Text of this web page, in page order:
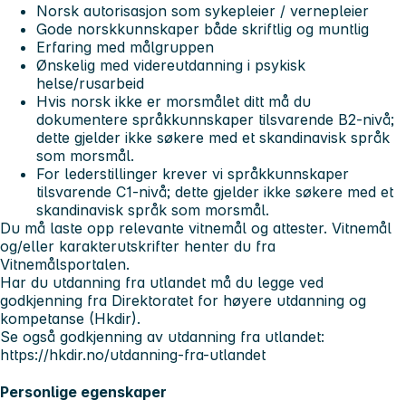
Norsk autorisasjon som sykepleier / vernepleier
Gode norskkunnskaper både skriftlig og muntlig
Erfaring med målgruppen
Ønskelig med videreutdanning i psykisk
helse/rusarbeid
Hvis norsk ikke er morsmålet ditt må du
dokumentere språkkunnskaper tilsvarende B2-nivå;
dette gjelder ikke søkere med et skandinavisk språk
som morsmål.
For lederstillinger krever vi språkkunnskaper
tilsvarende C1-nivå; dette gjelder ikke søkere med et
skandinavisk språk som morsmål.
Du må laste opp relevante vitnemål og attester. Vitnemål
og/eller karakterutskrifter henter du fra
Vitnemålsportalen.
Har du utdanning fra utlandet må du legge ved
godkjenning fra Direktoratet for høyere utdanning og
kompetanse (Hkdir).
Se også godkjenning av utdanning fra utlandet:
https://hkdir.no/utdanning-fra-utlandet
Personlige egenskaper